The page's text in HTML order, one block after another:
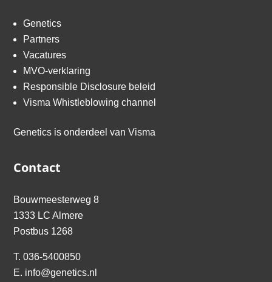
Genetics
Partners
Vacatures
MVO-verklaring
Responsible Disclosure beleid
Visma Whistleblowing channel
Genetics is onderdeel vanVisma
Contact
Bouwmeesterweg 8
1333 LC Almere
Postbus 1268
T. 036-5400850
E. info@genetics.nl